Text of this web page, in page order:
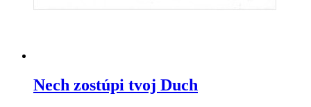
Nech zostúpi tvoj Duch